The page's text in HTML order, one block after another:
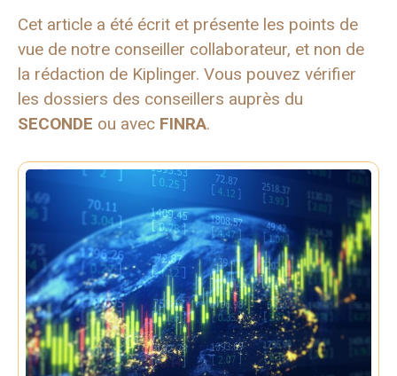
Cet article a été écrit et présente les points de
vue de notre conseiller collaborateur, et non de
la rédaction de Kiplinger. Vous pouvez vérifier
les dossiers des conseillers auprès du
SECONDE ou avec FINRA.